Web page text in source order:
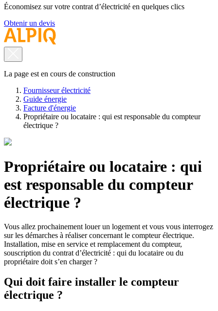
Économisez sur votre contrat d’électricité en quelques clics
Obtenir un devis
La page est en cours de construction
Fournisseur électricité
Guide énergie
Facture d'énergie
Propriétaire ou locataire : qui est responsable du compteur
électrique ?
Propriétaire ou locataire : qui
est responsable du compteur
électrique ?
Vous allez prochainement louer un logement et vous vous interrogez
sur les démarches à réaliser concernant le compteur électrique.
Installation, mise en service et remplacement du compteur,
souscription du contrat d’électricité : qui du locataire ou du
propriétaire doit s’en charger ?
Qui doit faire installer le compteur
électrique ?